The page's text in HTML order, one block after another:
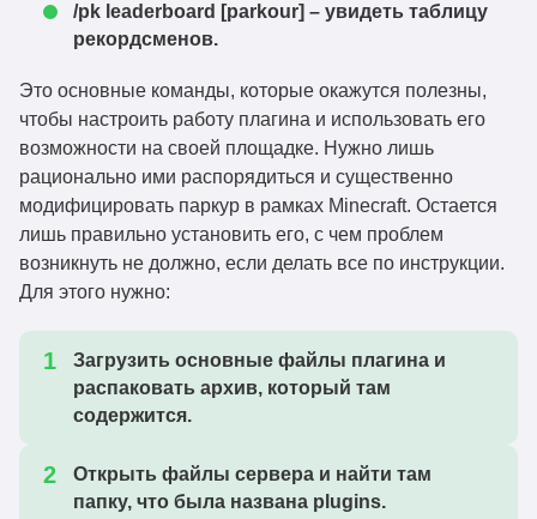
/pk leaderboard [parkour] – увидеть таблицу
рекордсменов.
Это основные команды, которые окажутся полезны,
чтобы настроить работу плагина и использовать его
возможности на своей площадке. Нужно лишь
рационально ими распорядиться и существенно
модифицировать паркур в рамках Minecraft. Остается
лишь правильно установить его, с чем проблем
возникнуть не должно, если делать все по инструкции.
Для этого нужно:
Загрузить основные файлы плагина и
распаковать архив, который там
содержится.
Открыть файлы сервера и найти там
папку, что была названа plugins.